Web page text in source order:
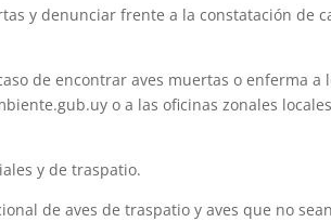
y denunciar frente a la constatación de
de encontrar aves muertas o enferma a
o a las oficinas zonales
y de traspatio.
de aves de traspatio y aves que no sean